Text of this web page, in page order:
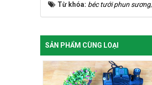
Từ khóa: béc tưới phun sương,
SẢN PHẨM CÙNG LOẠI